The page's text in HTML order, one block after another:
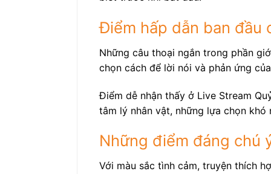
Điểm hấp dẫn ban đầu
Những câu thoại ngắn trong phần
chọn cách để lời nói và phản ứng
Điểm dễ nhận thấy ở Live Stream
tâm lý nhân vật, những lựa chọn
Những điểm đáng chú
Với màu sắc tình cảm, truyện thích